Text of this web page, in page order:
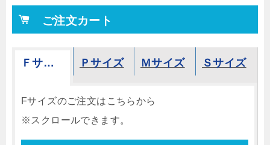
ご注文カート
Ｆサイズ Ｐサイズ Ｍサイズ Ｓサイズ
Fサイズのご注文はこちらから